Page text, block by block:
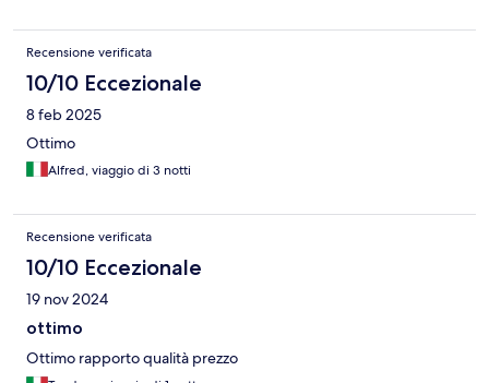
Recensione verificata
10/10 Eccezionale
8 feb 2025
Ottimo
Alfred, viaggio di 3 notti
Recensione verificata
10/10 Eccezionale
19 nov 2024
ottimo
Ottimo rapporto qualità prezzo